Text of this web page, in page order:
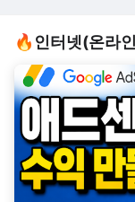
🔥인터넷(온라